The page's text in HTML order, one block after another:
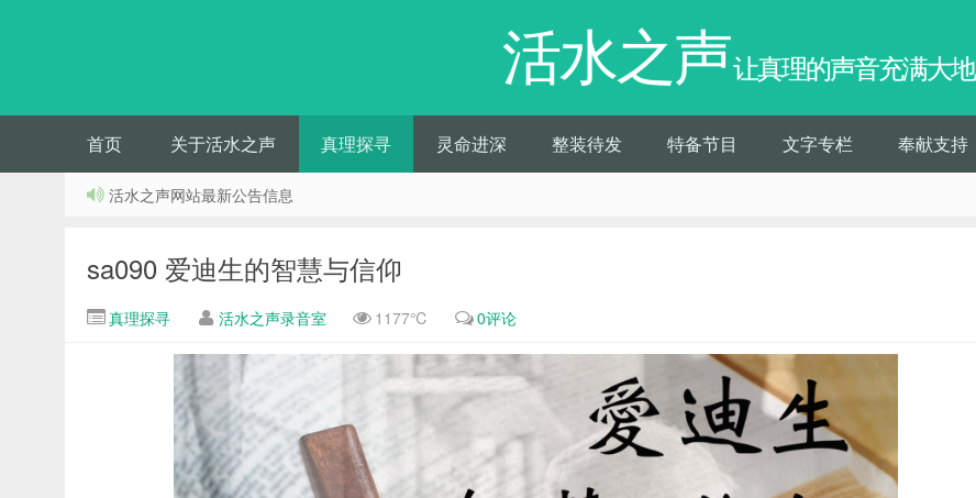
活水之声让真理的声音充满大地
首页 关于活水之声 真理探寻 灵命进深 整装待发 特备节目 文字专栏 奉献支持
活水之声网站最新公告信息
sa090 爱迪生的智慧与信仰
真理探寻 活水之声录音室 1177℃ 0评论